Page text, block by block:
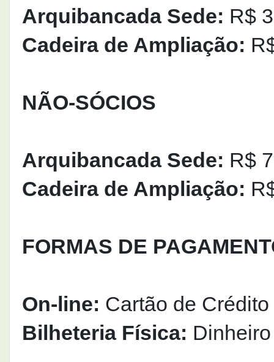
Arquibancada Sede: R$
Cadeira de Ampliação:
NÃO-SÓCIOS
Arquibancada Sede: R$
Cadeira de Ampliação:
FORMAS DE
On-line: Cartão de
Bilheteria Física: